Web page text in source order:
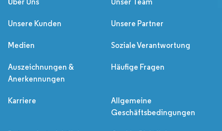
Über Uns Unser Team
Unsere Kunden Unsere Partner
Medien Soziale Verantwortung
Auszeichnungen &
Anerkennungen
Häufige Fragen
Karriere
Allgemeine
Geschäftsbedingungen